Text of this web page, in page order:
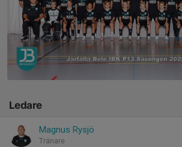
Ledare
Magnus Rysjö
Tränare